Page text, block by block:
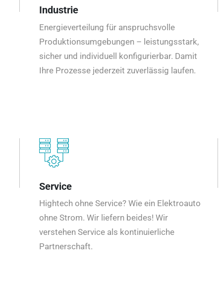
Industrie
Energieverteilung für anspruchsvolle
Produktionsumgebungen – leistungsstark,
sicher und individuell konfigurierbar. Damit
Ihre Prozesse jederzeit zuverlässig laufen.
Service
Hightech ohne Service? Wie ein Elektroauto
ohne Strom. Wir liefern beides! Wir
verstehen Service als kontinuierliche
Partnerschaft.